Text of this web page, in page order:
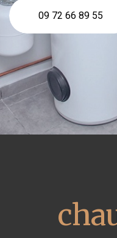
09 72 66 89 55